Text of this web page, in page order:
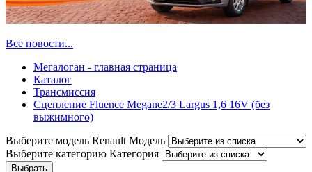
Все новости...
Мегалоган - главная страница
Каталог
Трансмиссия
Сцепление Fluence Megane2/3 Largus 1,6 16V (без
выжимного)
Выберите модель Renault Модель
Выберите категорию Категория